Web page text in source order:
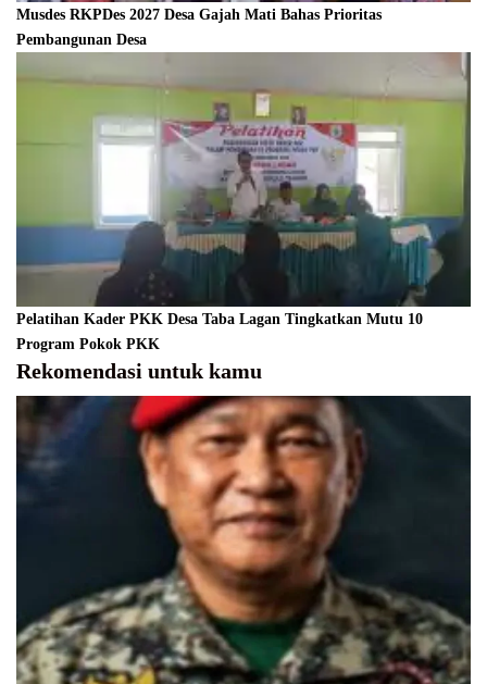
Musdes RKPDes 2027 Desa Gajah Mati Bahas Prioritas
Pembangunan Desa
Pelatihan Kader PKK Desa Taba Lagan Tingkatkan Mutu 10
Program Pokok PKK
Rekomendasi untuk kamu